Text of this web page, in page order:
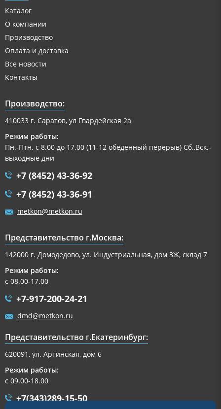
Каталог
О компании
Производство
Оплата и доставка
Все новости
Контакты
Производство:
410033 г. Саратов, ул Гвардейская 2а
Режим работы:
Пн.-Птн. с 8.00 до 17.00 (11-12 обеденный перерыв) Сб.,Вск.-
выходные дни
+7 (8452) 43-36-92
+7 (8452) 43-36-91
metkon@metkon.ru
Представительство г.Москва:
142000 г. Домодедово, ул. Индустриальная, дом 3Ж, склад 7
Режим работы:
с 08.00-17.00
+7-917-200-24-21
dmd@metkon.ru
Представительство г.Екатеринбург:
620091, ул. Артинская, дом 6
Режим работы:
с 09.00-18.00
+7(343)289-15-50